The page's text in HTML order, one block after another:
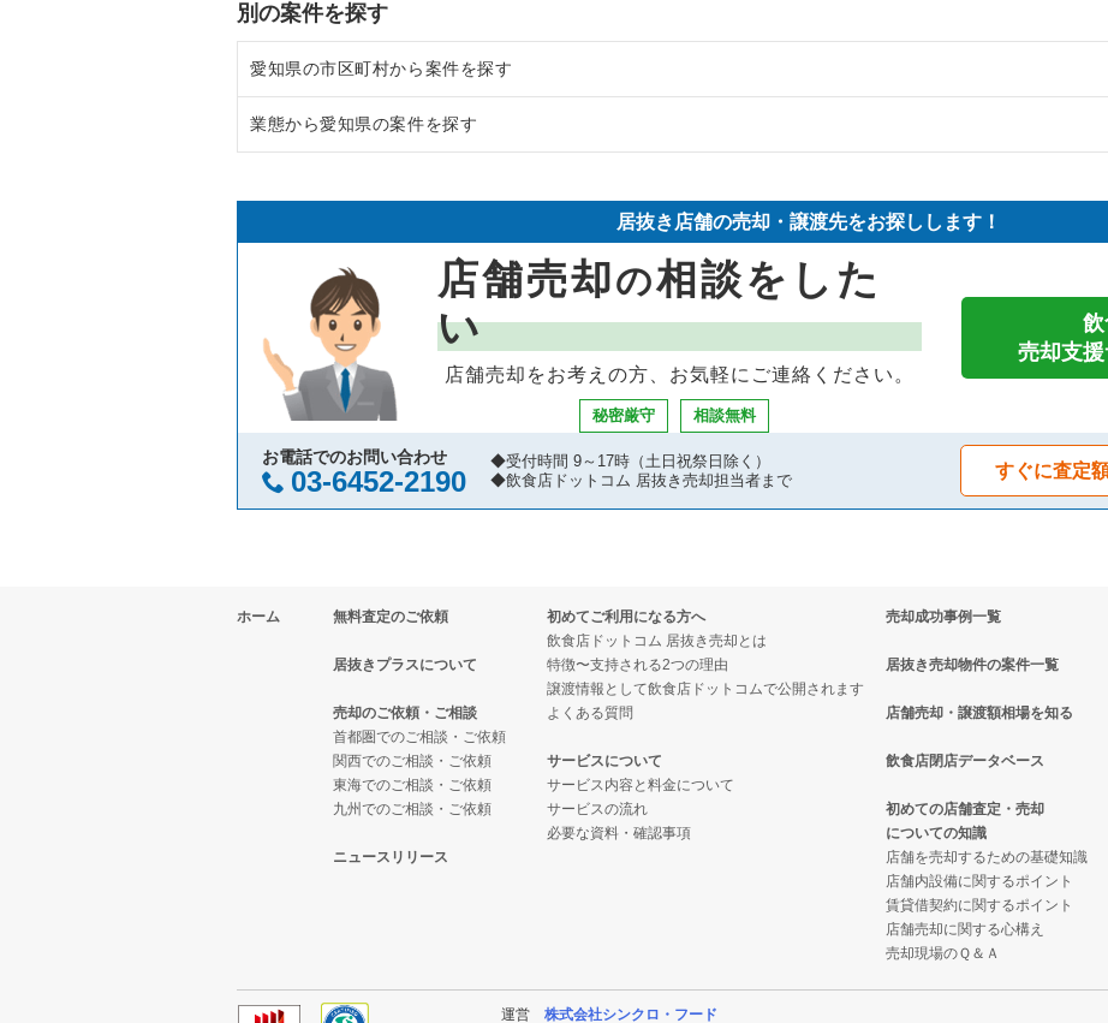
別の案件を探す
愛知県の市区町村から案件を探す
岡崎市の飲食店の居抜き売却物件の案件一覧
名古屋市中村区の飲食店の居抜き売却物件の案件一覧
名古屋市名東区の飲食店の居抜き売却物件の案件一覧
名古屋市東区の飲食店の居抜き売却物件の案件一覧
名古屋市西区の飲食店の居抜き売却物件の案件一覧
名古屋市千種区の飲食店の居抜き売却物件の案件一覧
名古屋市中区の飲食店の居抜き売却物件の案件一覧
名古屋市瑞穂区の飲食店の居抜き売却物件の案件一覧
名古屋市北区の飲食店の居抜き売却物件の案件一覧
名古屋市中川区の飲食店の居抜き売却物件の案件一覧
一宮市の飲食店の居抜き売却物件の案件一覧
常滑市の飲食店の居抜き売却物件の案件一覧
名古屋市南区の飲食店の居抜き売却物件の案件一覧
業態から愛知県の案件を探す
愛知県のフランス料理の居抜き売却物件の案件一覧
愛知県のイタリア料理の居抜き売却物件の案件一覧
愛知県の中華の居抜き売却物件の案件一覧
愛知県のそば・うどんの居抜き売却物件の案件一覧
愛知県の寿司の居抜き売却物件の案件一覧
愛知県の焼肉の居抜き売却物件の案件一覧
愛知県のアジア料理の居抜き売却物件の案件一覧
愛知県のカフェの居抜き売却物件の案件一覧
愛知県のテイクアウトの居抜き売却物件の案件一覧
愛知県のお弁当・惣菜・デリの居抜き売却物件の案件一覧
愛知県のカラオケ・パブ・スナックの居抜き売却物件の案件一覧
愛知県の専門料理の居抜き売却物件の案件一覧
居抜き店舗の売却・譲渡先をお探しします！
店舗売却の相談をした
い
店舗売却をお考えの方、お気軽にご連絡ください。
秘密厳守 相談無料
売却支
お電話でのお問い合わせ
03-6452-2190
◆受付時間 9～17時（土日祝祭日除く）
◆飲食店ドットコム 居抜き売却担当者まで
すぐに査定
ホーム 無料査定のご依頼
居抜きプラスについて
売却のご依頼・ご相談
首都圏でのご相談・ご依頼
関西でのご相談・ご依頼
東海でのご相談・ご依頼
九州でのご相談・ご依頼
ニュースリリース
初めてご利用になる方へ
飲食店ドットコム 居抜き売却とは
特徴〜支持される2つの理由
譲渡情報として飲食店ドットコムで公開されます
よくある質問
サービスについて
サービス内容と料金について
サービスの流れ
必要な資料・確認事項
売却成功事例一覧
居抜き売却物件の案件一覧
店舗売却・譲渡額相場を知る
飲食店閉店データベース
初めての店舗査定・売却
についての知識
店舗を売却するための基礎知識
店舗内設備に関するポイント
賃貸借契約に関するポイント
店舗売却に関する心構え
売却現場のＱ＆Ａ
運営 株式会社シンクロ・フード